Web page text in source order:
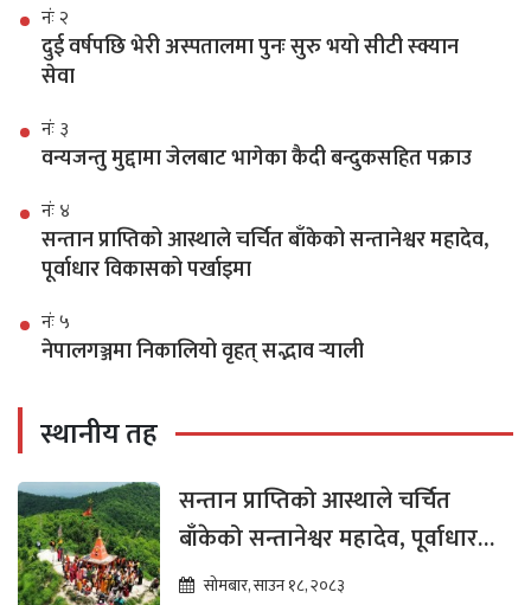
नंः २
दुई वर्षपछि भेरी अस्पतालमा पुनः सुरु भयो सीटी स्क्यान
सेवा
नंः ३
वन्यजन्तु मुद्दामा जेलबाट भागेका कैदी बन्दुकसहित पक्राउ
नंः ४
सन्तान प्राप्तिको आस्थाले चर्चित बाँकेको सन्तानेश्वर महादेव,
पूर्वाधार विकासको पर्खाइमा
नंः ५
नेपालगञ्जमा निकालियो वृहत् सद्भाव र्‍याली
स्थानीय तह
सन्तान प्राप्तिको आस्थाले चर्चित
बाँकेको सन्तानेश्वर महादेव, पूर्वाधार
विकासको पर्खाइमा
सोमबार, साउन १८, २०८३